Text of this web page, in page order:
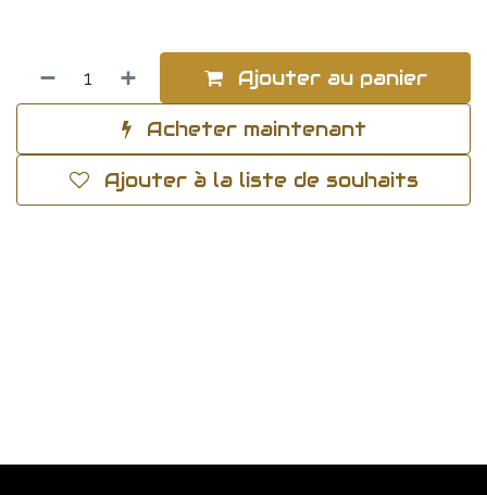
Ajouter au panier
Acheter maintenant
Ajouter à la liste de souhaits